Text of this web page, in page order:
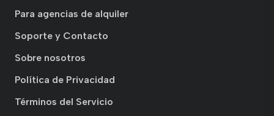
Para agencias de alquiler
Soporte y Contacto
Sobre nosotros
Política de Privacidad
Términos del Servicio